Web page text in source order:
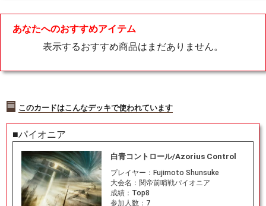
あなたへのおすすめアイテム
表示するおすすめ商品はまだありません。
このカードはこんなデッキで使われています
■パイオニア
白青コントロール/Azorius Control
プレイヤー： Fujimoto Shunsuke
大会名： 関帝前哨戦パイオニア
成績： Top8
参加人数： 7